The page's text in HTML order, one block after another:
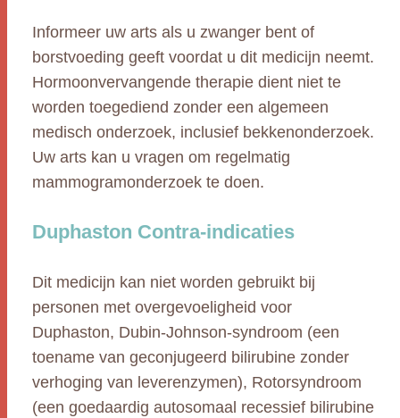
Informeer uw arts als u zwanger bent of
borstvoeding geeft voordat u dit medicijn neemt.
Hormoonvervangende therapie dient niet te
worden toegediend zonder een algemeen
medisch onderzoek, inclusief bekkenonderzoek.
Uw arts kan u vragen om regelmatig
mammogramonderzoek te doen.
Duphaston Contra-indicaties
Dit medicijn kan niet worden gebruikt bij
personen met overgevoeligheid voor
Duphaston, Dubin-Johnson-syndroom (een
toename van geconjugeerd bilirubine zonder
verhoging van leverenzymen), Rotorsyndroom
(een goedaardig autosomaal recessief bilirubine